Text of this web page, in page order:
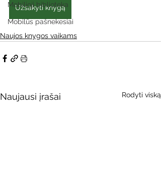
Mobilioji biblioteka
Mobilūs pašnekesiai
Užsakyti knygą
Naujos knygos vaikams
Naujausi įrašai Rodyti viską